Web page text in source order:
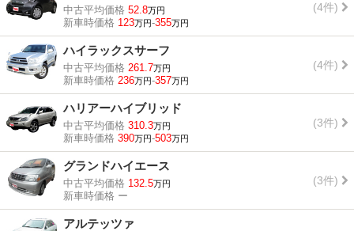
中古平均価格 52.8万円
新車時価格 123万円-355万円
(4件)
ハイラックスサーフ
中古平均価格 261.7万円
新車時価格 236万円-357万円
(4件)
ハリアーハイブリッド
中古平均価格 310.3万円
新車時価格 390万円-503万円
(3件)
グランドハイエース
中古平均価格 132.5万円
新車時価格 ー
(3件)
アルテッツァ